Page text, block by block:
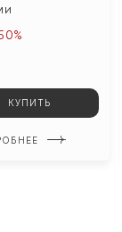
КУПИТЬ